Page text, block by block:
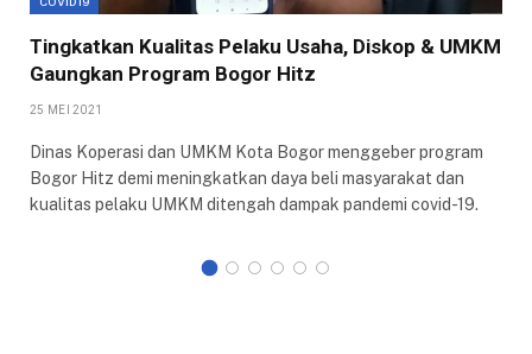
Tingkatkan Kualitas Pelaku Usaha, Diskop & UMKM
Gaungkan Program Bogor Hitz
25 MEI 2021
Dinas Koperasi dan UMKM Kota Bogor menggeber program
Bogor Hitz demi meningkatkan daya beli masyarakat dan
kualitas pelaku UMKM ditengah dampak pandemi covid-19.